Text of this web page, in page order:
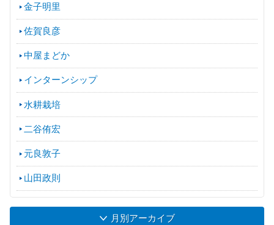
金子明里
佐賀良彦
中屋まどか
インターンシップ
水耕栽培
二谷侑宏
元良敦子
山田政則
月別アーカイブ